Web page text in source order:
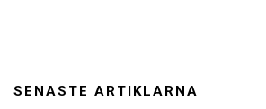
SENASTE ARTIKLARNA